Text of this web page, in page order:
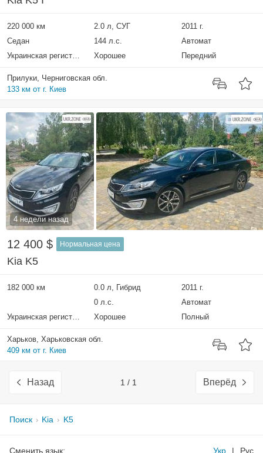
220 000 км 2.0 л, СУГ
2011 г.
Седан
144 л.с.
Автомат
Украинская регистрация
Хорошее Передний
Прилуки, Черниговская обл.
133 км от г. Киев
4 недели назад
12 400 $ Нормальная цена
Kia K5
182 000 км 0.0 л, Гибрид
2011 г.
0 л.с.
Автомат
Украинская регистрация
Хорошее Полный
Харьков, Харьковская обл.
409 км от г. Киев
Назад 1 / 1 Вперёд
Поиск Kia K5
Сменить язык: Укр | Рус